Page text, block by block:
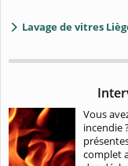
Lavage de vitres
Vous
incendie
complet